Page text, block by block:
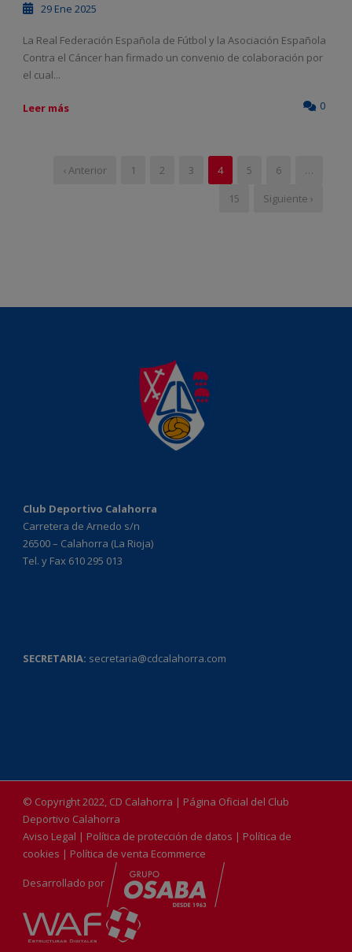
29 Ene 2025
La Real Federación Española de Fútbol y la Asociación Española
Contra el Cáncer han firmado un convenio de colaboración por
el cual...
Leer más 0
‹ Anterior 1 2 3 4 5 6
…
15
Siguiente ›
Club Deportivo Calahorra
Carretera de Arnedo s/n
26500 – Calahorra (La Rioja)
Tel. y Fax 610 295 013
SECRETARIA: secretaria@cdcalahorra.com
© Copyright 2022, CD Calahorra | Página Oficial del Club
Deportivo Calahorra
Aviso Legal | Política de protección de datos | Política de
cookies | Política de venta Ecommerce
Desarrollado por